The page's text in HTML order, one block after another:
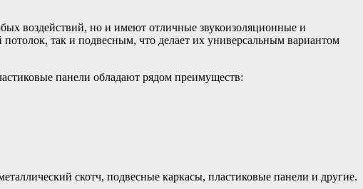
воздействий, но и имеют отличные звукоизоляционные и
так и подвесным, что делает их универсальным вариантом
панели обладают рядом преимуществ:
скотч, подвесные каркасы, пластиковые панели и другие.